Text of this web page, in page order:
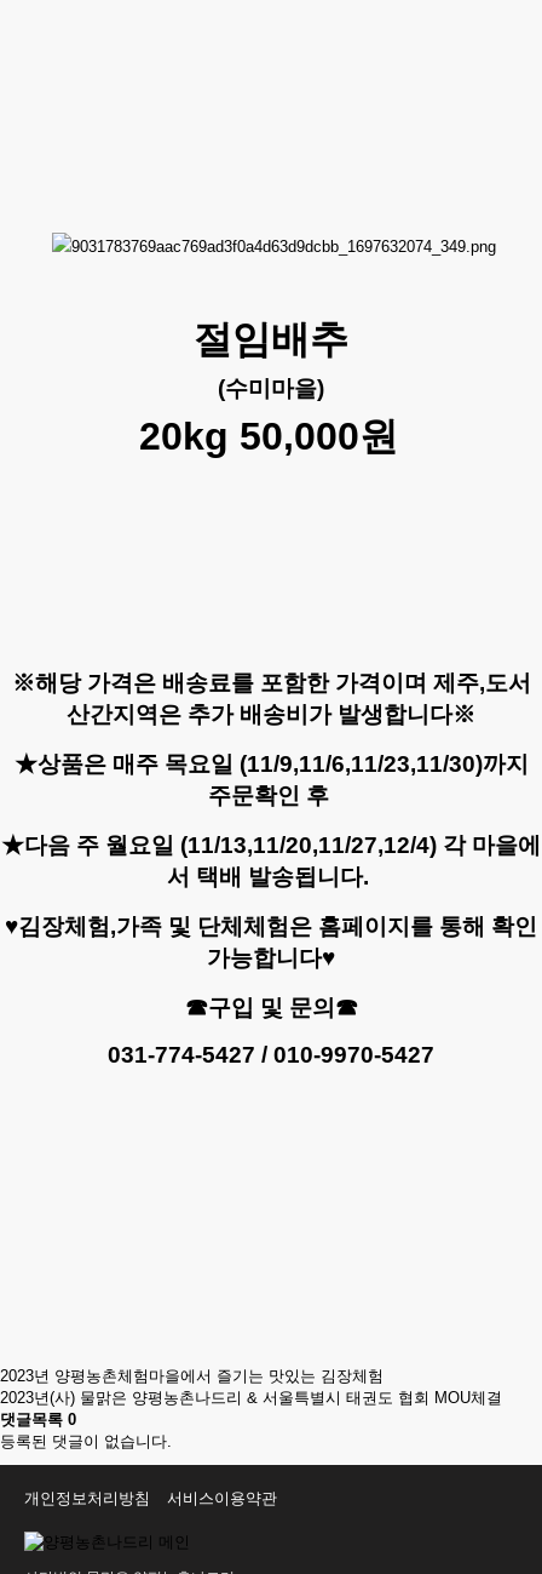
절임배추
(수미마을)
20kg 50,000원
※해당 가격은 배송료를 포함한 가격이며 제주,도서
산간지역은 추가 배송비가 발생합니다※
★상품은 매주 목요일 (11/9,11/6,11/23,11/30)까지
주문확인 후
★다음 주 월요일 (11/13,11/20,11/27,12/4) 각 마을에
서 택배 발송됩니다.
♥김장체험,가족 및 단체체험은 홈페이지를 통해 확인
가능합니다♥
☎구입 및 문의☎
031-774-5427 / 010-9970-5427
2023년 양평농촌체험마을에서 즐기는 맛있는 김장체험
2023년(사) 물맑은 양평농촌나드리 & 서울특별시 태권도 협회 MOU체결
댓글목록 0
등록된 댓글이 없습니다.
개인정보처리방침 서비스이용약관